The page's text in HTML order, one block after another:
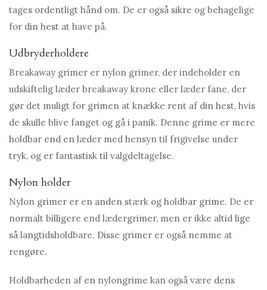
tages ordentligt hånd om. De er også sikre og behagelige
for din hest at have på.
Udbryderholdere
Breakaway grimer er nylon grimer, der indeholder en
udskiftelig læder breakaway krone eller læder fane, der
gør det muligt for grimen at knække rent af din hest, hvis
de skulle blive fanget og gå i panik. Denne grime er mere
holdbar end en læder med hensyn til frigivelse under
tryk, og er fantastisk til valgdeltagelse.
Nylon holder
Nylon grimer er en anden stærk og holdbar grime. De er
normalt billigere end lædergrimer, men er ikke altid lige
så langtidsholdbare. Disse grimer er også nemme at
rengøre.
Holdbarheden af ​​en nylongrime kan også være dens